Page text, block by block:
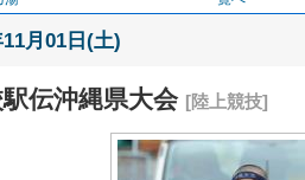
月01日(土)
伝沖縄県大会 [陸上競技]